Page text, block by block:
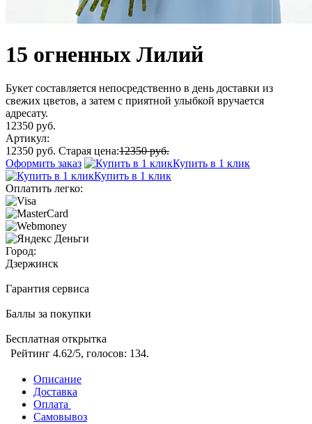
15 огненных Лилий
Букет составляется непосредственно в день доставки из
свежих цветов, а затем с приятной улыбкой вручается
адресату.
12350 руб.
Артикул:
12350 руб. Старая цена:12350 руб.
Оформить заказ
Купить в 1 клик
Купить в 1 клик
Оплатить легко:
Город:
Дзержинск
Гарантия сервиса
Баллы за покупки
Бесплатная открытка
Рейтинг 4.62/5, голосов: 134.
Описание
Доставка
Оплата
Самовывоз